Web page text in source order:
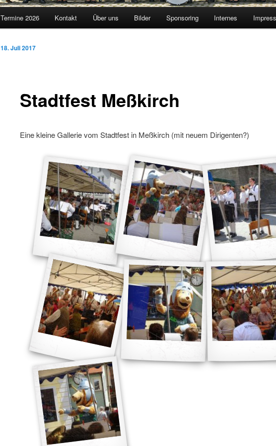
Termine 2026 Kontakt Über uns Bilder Sponsoring Internes
Stadtfest Meßkirch
18. Juli 2017
Eine kleine Gallerie vom Stadtfest in Meßkirch (mit neuem Dirigenten?)